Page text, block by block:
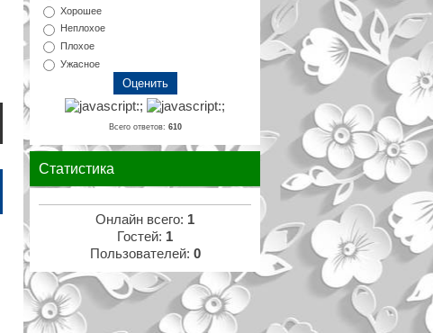
Хорошее
Неплохое
Плохое
Ужасное
Всего ответов: 610
Статистика
Онлайн всего: 1
Гостей: 1
Пользователей: 0